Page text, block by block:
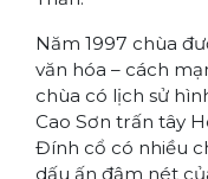
Năm 1997 chùa
văn hóa – cách
chùa có lịch sử
Cao Sơn trấn tây
Đính cổ có nhiều
dấu ấn đậm nét